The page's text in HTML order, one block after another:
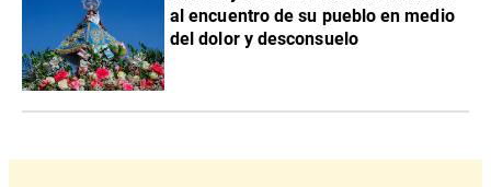
al encuentro de su pueblo en medio
del dolor y desconsuelo